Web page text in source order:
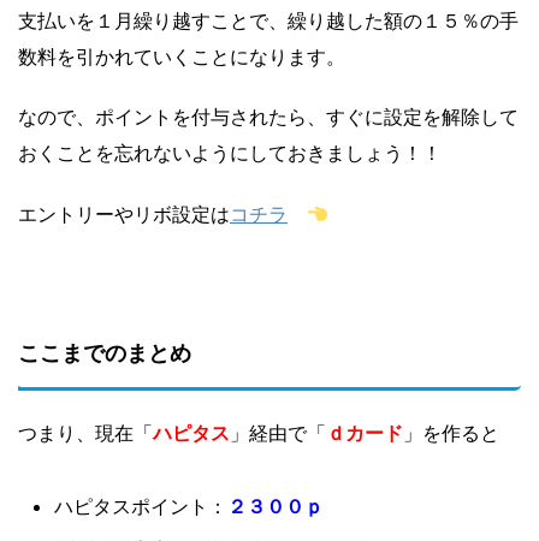
支払いを１月繰り越すことで、繰り越した額の１５％の手
数料を引かれていくことになります。
なので、ポイントを付与されたら、すぐに設定を解除して
おくことを忘れないようにしておきましょう！！
エントリーやリボ設定はコチラ
ここまでのまとめ
つまり、現在「ハピタス 」経由で「 ｄカード 」を作ると
ハピタスポイント： ２３ ００ｐ